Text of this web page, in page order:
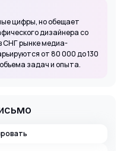
цифры, но обещает
дизайнера со
СНГ рынке медиа-
от 80 000 до 130
задач и опыта.